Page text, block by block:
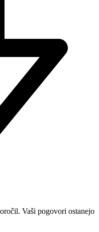
Vaši pogovori ostanejo